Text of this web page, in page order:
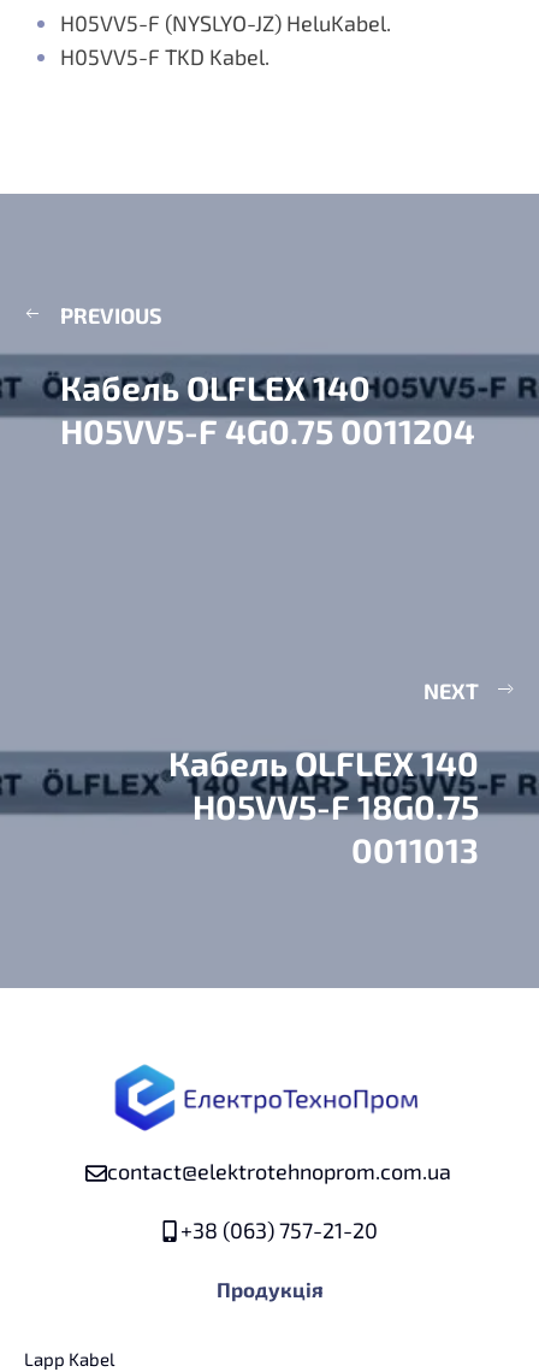
H05VV5-F (NYSLYO-JZ) HeluKabel.
H05VV5-F TKD Kabel.
PREVIOUS
Кабель OLFLEX 140
H05VV5-F 4G0.75 0011204
NEXT
Кабель OLFLEX 140
H05VV5-F 18G0.75
0011013
contact@elektrotehnoprom.com.ua
+38 (063) 757-21-20
Продукція
Lapp Kabel